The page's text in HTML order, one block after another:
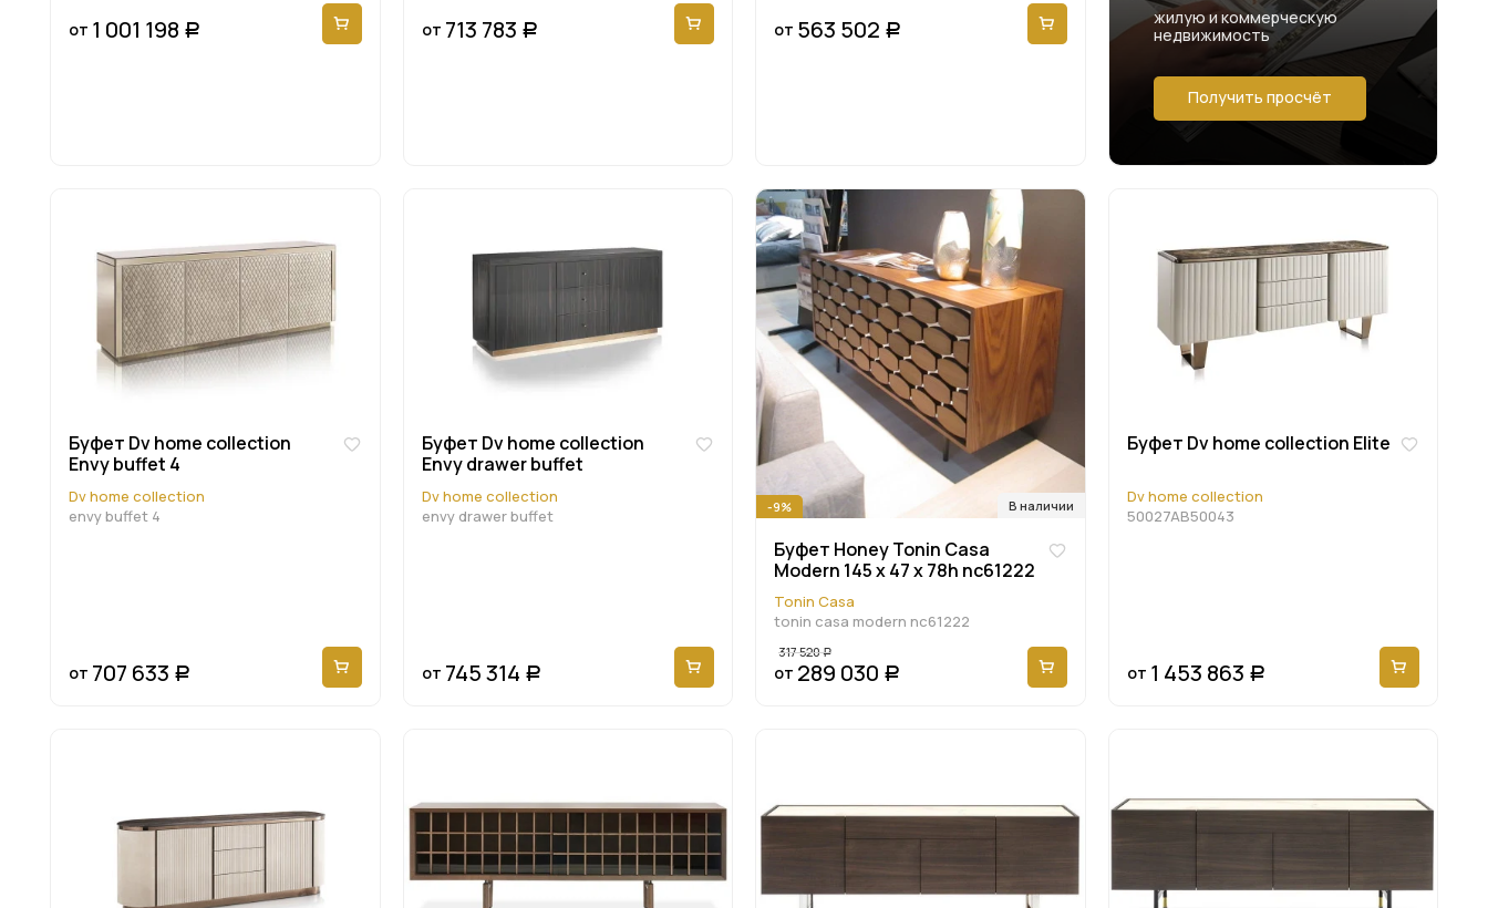
от 1 001 198 Р от 713 783 Р от 563 502 Р
жилую и коммерческую
недвижимость
Получить просчёт
Буфет Dv home collection
Envy buffet 4
Dv home collection
envy buffet 4
от 707 633 Р
Буфет Dv home collection
Envy drawer buffet
Dv home collection
envy drawer buffet
от 745 314 Р
В наличии
-9%
Буфет Honey Tonin Casa
Modern 145 x 47 x 78h nc61222
Tonin Casa
tonin casa modern nc61222
от
317 520 Р
289 030 Р
Буфет Dv home collection Elite
Dv home collection
50027AB50043
от 1 453 863 Р